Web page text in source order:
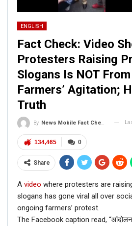
ENGLISH
Fact Check: Video
Protesters Raising
Slogans Is NOT
Farmers’ Agitation;
Truth
By News Mobile Fact Check Bureau
0
134,465
Share
A video where protesters are
slogans has gone viral all over
ongoing farmers’ protest.
The Facebook caption read,